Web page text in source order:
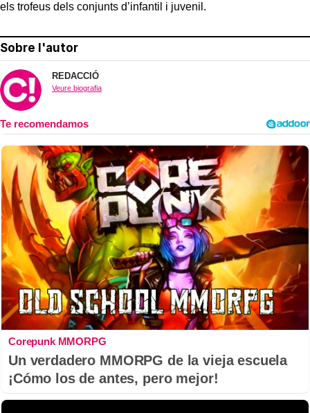
els trofeus dels conjunts d’infantil i juvenil.
Sobre l'autor
REDACCIÓ
Veure biografia
Corepunk MMORPG
Un verdadero MMORPG de la vieja escuela
¡Cómo los de antes, pero mejor!